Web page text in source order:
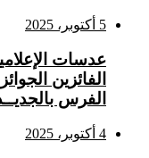
5 أكتوبر، 2025
عدسات
الفائزين
الفرس
4 أكتوبر، 2025